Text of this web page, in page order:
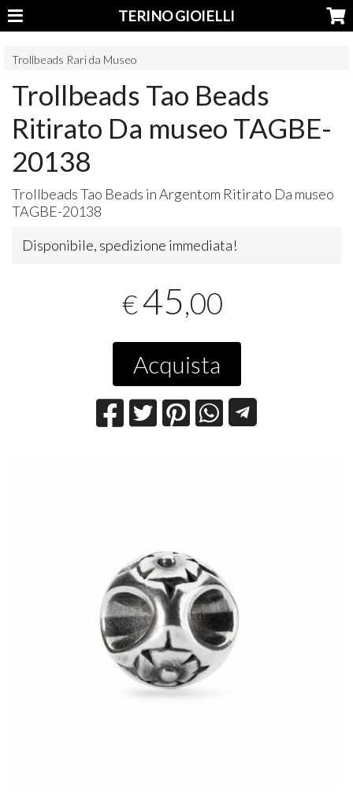
TERINO GIOIELLI
Trollbeads Rari da Museo
Trollbeads Tao Beads
Ritirato Da museo TAGBE-
20138
Trollbeads Tao Beads in Argentom Ritirato Da museo
TAGBE-20138
Disponibile, spedizione immediata!
€45,00
Acquista